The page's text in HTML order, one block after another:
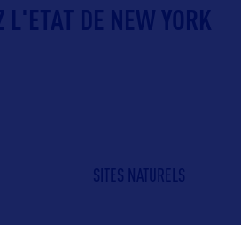
L'ETAT DE NEW YORK
SITES NATURELS